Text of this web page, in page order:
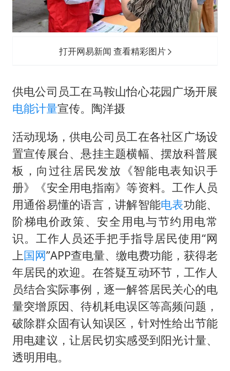
打开网易新闻 查看精彩图片
供电公司员工在马鞍山怡心花园广场开展
电能计量宣传。陶洋摄
活动现场，供电公司员工在各社区广场设
置宣传展台、悬挂主题横幅、摆放科普展
板，向过往居民发放《智能电表知识手
册》《安全用电指南》等资料。工作人员
用通俗易懂的语言，讲解智能电表功能、
阶梯电价政策、安全用电与节约用电常
识。工作人员还手把手指导居民使用“网
上国网”APP查电量、缴电费功能，获得老
年居民的欢迎。在答疑互动环节，工作人
员结合实际事例，逐一解答居民关心的电
量突增原因、待机耗电误区等高频问题，
破除群众固有认知误区，针对性给出节能
用电建议，让居民切实感受到阳光计量、
透明用电。